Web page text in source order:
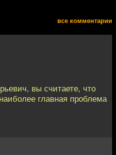
все комментарии
вы считаете, что
главная проблема